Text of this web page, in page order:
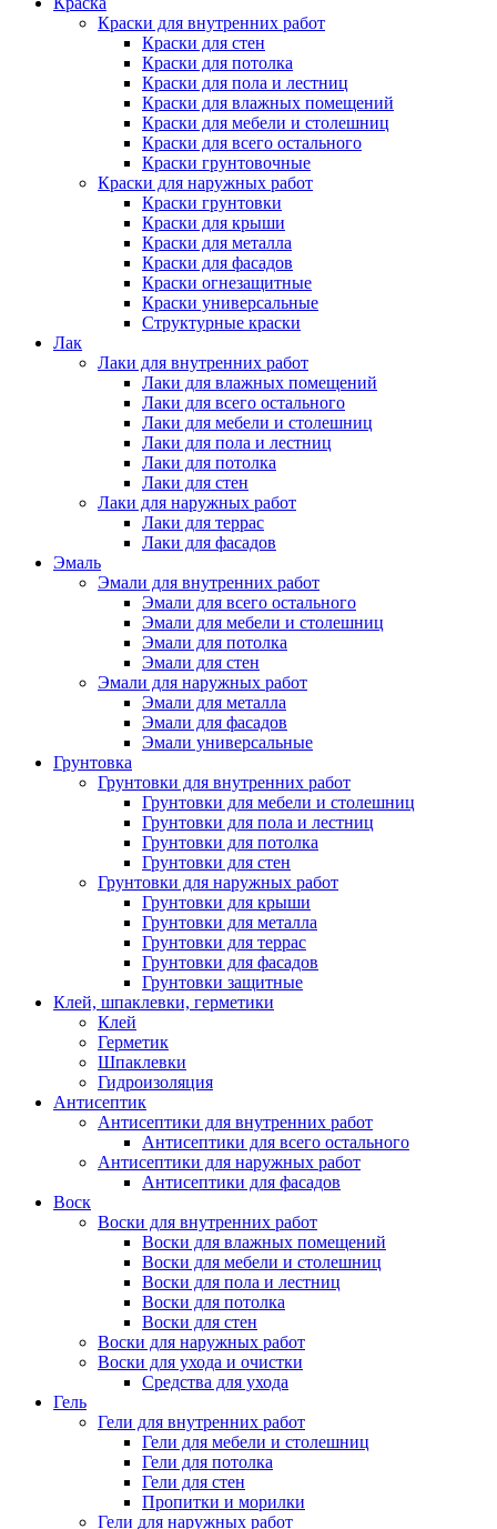
Краски для внутренних работ
Краски для стен
Краски для потолка
Краски для пола и лестниц
Краски для влажных помещений
Краски для мебели и столешниц
Краски для всего остального
Краски грунтовочные
Краски для наружных работ
Краски грунтовки
Краски для крыши
Краски для металла
Краски для фасадов
Краски огнезащитные
Краски универсальные
Структурные краски
Лак
Лаки для внутренних работ
Лаки для влажных помещений
Лаки для всего остального
Лаки для мебели и столешниц
Лаки для пола и лестниц
Лаки для потолка
Лаки для стен
Лаки для наружных работ
Лаки для террас
Лаки для фасадов
Эмаль
Эмали для внутренних работ
Эмали для всего остального
Эмали для мебели и столешниц
Эмали для потолка
Эмали для стен
Эмали для наружных работ
Эмали для металла
Эмали для фасадов
Эмали универсальные
Грунтовка
Грунтовки для внутренних работ
Грунтовки для мебели и столешниц
Грунтовки для пола и лестниц
Грунтовки для потолка
Грунтовки для стен
Грунтовки для наружных работ
Грунтовки для крыши
Грунтовки для металла
Грунтовки для террас
Грунтовки для фасадов
Грунтовки защитные
Клей, шпаклевки, герметики
Клей
Герметик
Шпаклевки
Гидроизоляция
Антисептик
Антисептики для внутренних работ
Антисептики для всего остального
Антисептики для наружных работ
Антисептики для фасадов
Воск
Воски для внутренних работ
Воски для влажных помещений
Воски для мебели и столешниц
Воски для пола и лестниц
Воски для потолка
Воски для стен
Воски для наружных работ
Воски для ухода и очистки
Средства для ухода
Гель
Гели для внутренних работ
Гели для мебели и столешниц
Гели для потолка
Гели для стен
Пропитки и морилки
Гели для наружных работ